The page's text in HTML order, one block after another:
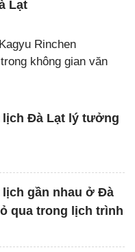
Lạt
Rinchen
không gian văn
lịch Đà Lạt lý tưởng
lịch gần nhau ở Đà
qua trong lịch trình